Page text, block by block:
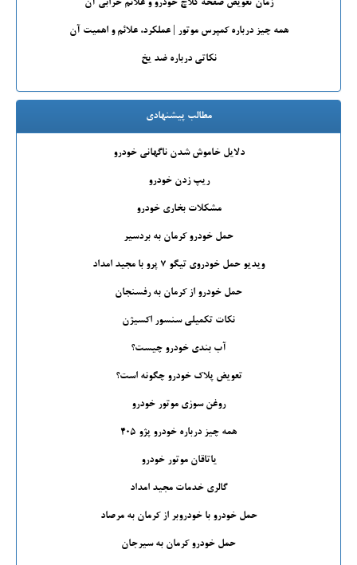
زمان تعویض صفحه کلاچ خودرو و علائم خرابی آن
همه چیز درباره کمپرس موتور | عملکرد، علائم و اهمیت آن
نکاتی درباره ضد یخ
مطالب پیشنهادی
دلایل خاموش شدن ناگهانی خودرو
ریپ زدن خودرو
مشکلات بخاری خودرو
حمل خودرو کرمان به بردسیر
ویدیو حمل خودروی تیگو 7 پرو با مجید امداد
حمل خودرو از کرمان به رفسنجان
نکات تکمیلی سنسور اکسیژن
آب بندی خودرو چیست؟
تعویض پلاک خودرو چگونه است؟
روغن سوزی موتور خودرو
همه چیز درباره خودرو پژو 405
یاتاقان موتور خودرو
گالری خدمات مجید امداد
حمل خودرو با خودروبر از کرمان به مرصاد
حمل خودرو کرمان به سیرجان